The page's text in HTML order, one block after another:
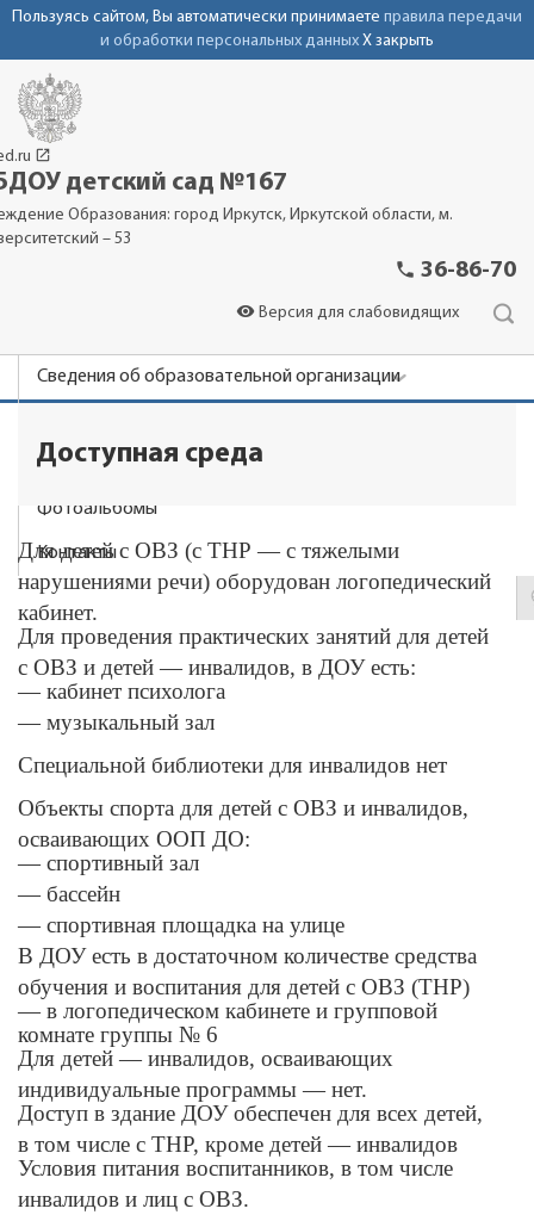
Пользуясь сайтом, Вы автоматически принимаете правила передачи
и обработки персональных данных X закрыть
launch
детский сад №167
Образования: город Иркутск, Иркутской области, м.
– 53
phone 36-86-70
visibility Версия для слабовидящих
Сведения об образовательной организации
Родителям
Фотоальбомы
Контакты
Доступная среда
Для детей с ОВЗ (с ТНР — с тяжелыми
нарушениями речи) оборудован логопедический
кабинет.
Для проведения практических занятий для детей
с ОВЗ и детей — инвалидов, в ДОУ есть:
— кабинет психолога
— музыкальный зал
Специальной библиотеки для инвалидов нет
Объекты спорта для детей с ОВЗ и инвалидов,
осваивающих ООП ДО:
— спортивный зал
— бассейн
— спортивная площадка на улице
В ДОУ есть в достаточном количестве средства
обучения и воспитания для детей с ОВЗ (ТНР)
— в логопедическом кабинете и групповой
комнате группы № 6
Для детей — инвалидов, осваивающих
индивидуальные программы — нет.
Доступ в здание ДОУ обеспечен для всех детей,
в том числе с ТНР, кроме детей — инвалидов
Условия питания воспитанников, в том числе
инвалидов и лиц с ОВЗ.